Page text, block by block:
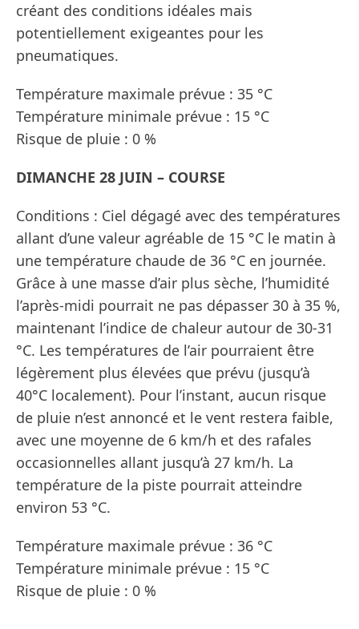
créant des conditions idéales mais
potentiellement exigeantes pour les
pneumatiques.
Température maximale prévue : 35 °C
Température minimale prévue : 15 °C
Risque de pluie : 0 %
DIMANCHE 28 JUIN – COURSE
Conditions : Ciel dégagé avec des températures
allant d’une valeur agréable de 15 °C le matin à
une température chaude de 36 °C en journée.
Grâce à une masse d’air plus sèche, l’humidité
l’après-midi pourrait ne pas dépasser 30 à 35 %,
maintenant l’indice de chaleur autour de 30-31
°C. Les températures de l’air pourraient être
légèrement plus élevées que prévu (jusqu’à
40°C localement). Pour l’instant, aucun risque
de pluie n’est annoncé et le vent restera faible,
avec une moyenne de 6 km/h et des rafales
occasionnelles allant jusqu’à 27 km/h. La
température de la piste pourrait atteindre
environ 53 °C.
Température maximale prévue : 36 °C
Température minimale prévue : 15 °C
Risque de pluie : 0 %